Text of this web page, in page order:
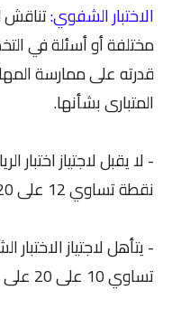
الاختبار الشفوي:تناقش
مختلفة أو أسئلة في
قدرته على ممارسة
المتبارى بشأنها.
- لا يقبل لاجتياز اختبار
نقطة تساوي 12 على 20 على الأقل في الاختبار الكتابي.
- يتأهل لاجتياز
تساوي 10 على 20 على الأقل في اختبار الرياضة.